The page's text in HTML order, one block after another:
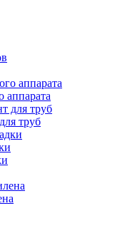
аппарата
труб